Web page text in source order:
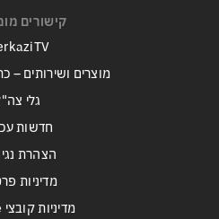
קישורים
מוצרים ושירותים –
גלי
חדשות
הצהרת
מדיניות
מדיניות קובצי Cookie